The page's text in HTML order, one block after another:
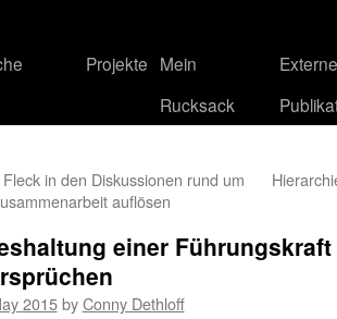
Projekte Mein
Rucksack
Externe
in den Diskussionen rund um
auflösen
einer
2015 by Conny Dethloff